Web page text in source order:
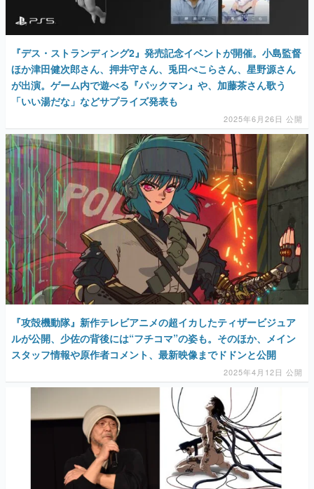
『デス・ストランディング2』発売記念イベントが開催。小島監督
ほか津田健次郎さん、押井守さん、兎田ぺこらさん、星野源さん
が出演。ゲーム内で遊べる『パックマン』や、加藤茶さん歌う
「いい湯だな」などサプライズ発表も
2025年6月26日 公開
『攻殻機動隊』新作テレビアニメの超イカしたティザービジュア
ルが公開、少佐の背後には“フチコマ”の姿も。そのほか、メイン
スタッフ情報や原作者コメント、最新映像までドドンと公開
2025年4月12日 公開